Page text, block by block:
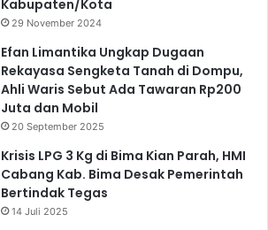
Kabupaten/Kota
29 November 2024
Efan Limantika Ungkap Dugaan
Rekayasa Sengketa Tanah di Dompu,
Ahli Waris Sebut Ada Tawaran Rp200
Juta dan Mobil
20 September 2025
Krisis LPG 3 Kg di Bima Kian Parah, HMI
Cabang Kab. Bima Desak Pemerintah
Bertindak Tegas
14 Juli 2025